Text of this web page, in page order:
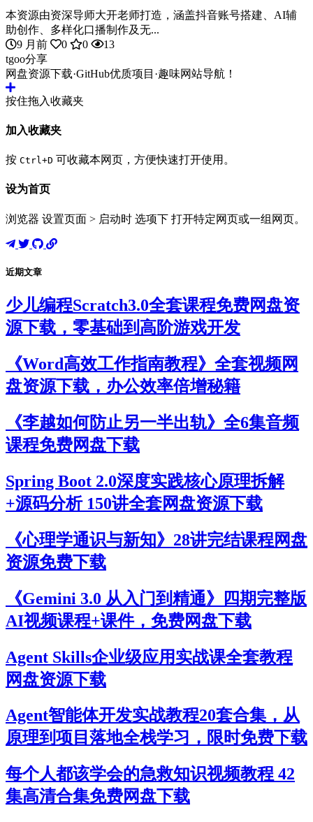
本资源由资深导师大开老师打造，涵盖抖音账号搭建、AI辅
助创作、多样化口播制作及无...
9 月前
0 0
13
tgoo分享
网盘资源下载·GitHub优质项目·趣味网站导航！
按住拖入收藏夹
加入收藏夹
按 Ctrl+D 可收藏本网页，方便快速打开使用。
设为首页
浏览器 设置页面 > 启动时 选项下 打开特定网页或一组网页。
近期文章
少儿编程Scratch3.0全套课程免费网盘资
源下载，零基础到高阶游戏开发
《Word高效工作指南教程》全套视频网
盘资源下载，办公效率倍增秘籍
《李越如何防止另一半出轨》全6集音频
课程免费网盘下载
Spring Boot 2.0深度实践核心原理拆解
+源码分析 150讲全套网盘资源下载
《心理学通识与新知》28讲完结课程网盘
资源免费下载
《Gemini 3.0 从入门到精通》四期完整版
AI视频课程+课件，免费网盘下载
Agent Skills企业级应用实战课全套教程
网盘资源下载
Agent智能体开发实战教程20套合集，从
原理到项目落地全栈学习，限时免费下载
每个人都该学会的急救知识视频教程 42
集高清合集免费网盘下载